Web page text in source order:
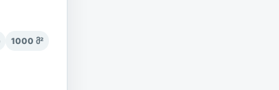
1000 მ²